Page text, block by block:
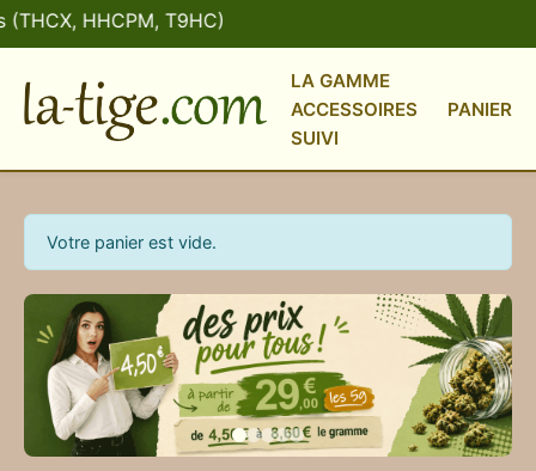
HHCPM, T9HC)
LA GAMME
ACCESSOIRES
PANIER
SUIVI
Votre panier est vide.